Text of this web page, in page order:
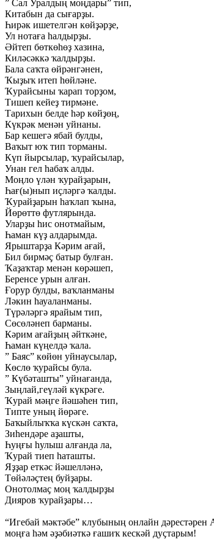
” Сал Уралдың моңдары” тип,
Китабын да сығарҙы.
Һирәк ишетелгән көйҙәрҙе,
Ул нотаға һалдырҙы.
Әйтеп бөткөһөҙ хазина,
Киләсәккә ҡалдырҙы.
Бала саҡта өйрәнгәнен,
Ҡыҙыҡ итеп һөйләне.
Ҡурайсыны ҡарап торҙом,
Тишеп кейеҙ тирмәне.
Тарихын белде һәр көйҙөң,
Күкрәк менән уйнаны.
Бар кешегә ябай булды,
Ваҡыт юҡ тип торманы.
Күп йырсылар, ҡурайсылар,
Унан гел һабаҡ алды.
Моңло үлән ҡурайҙарын,
Һағ(ы)нып иҫләргә ҡалды.
Ҡурайҙарын һаҡлап ҡына,
Йөрөттө футлярында.
Уларҙы һис онотмайым,
Һаман күҙ алдарымда.
Ярыштарҙа Кәрим ағай,
Бил бирмәҫ батыр булған.
Ҡаҙаҡтар менән көрәшеп,
Беренсе урын алған.
Ғорур булды, ваҡланманы
Ләкин һауаланманы.
Түрәләргә ярайым тип,
Сөсөләнеп барманы.
Кәрим ағайҙың әйткәне,
Һаман күңелдә ҡала.
” Баяс” көйөн уйнаусылар,
Көслө ҡурайсы була.
” Күбәташты” уйнағанда,
Зыңлай,геүләй күкрәге.
Ҡурай мәңге йәшәһен тип,
Типте уның йөрәге.
Баҡыйлыҡҡа күскән саҡта,
Зиһендәре аҙашты,
Һуңғы һулыш алғанда ла,
Ҡурай тиеп һаташты.
Яҙҙар еткәс йәшелләнә,
Төйәләҫтең буйҙары.
Онотолмаҫ моң ҡалдырҙы
Дияров ҡурайҙары…
“Игебай мәктәбе” клубының онлайн
моңға һәм әҙәбиәткә ғашиҡ кескәй дуҫтарым!